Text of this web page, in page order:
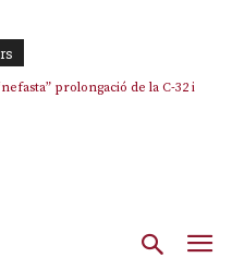
prolongació de la C-32 i
l’esport i la cultura en un emotiu